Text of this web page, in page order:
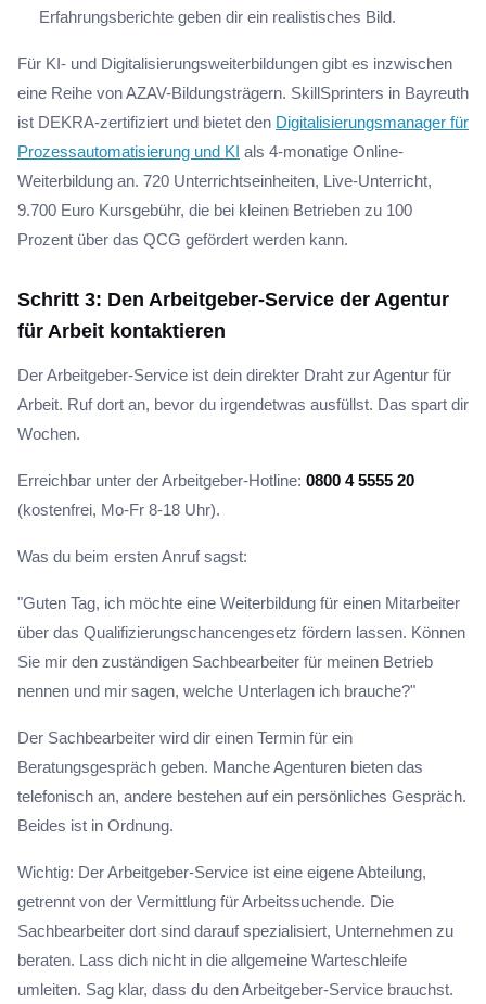
Erfahrungsberichte geben dir ein realistisches Bild.
Für KI- und Digitalisierungsweiterbildungen gibt es inzwischen
eine Reihe von AZAV-Bildungsträgern. SkillSprinters in Bayreuth
ist DEKRA-zertifiziert und bietet den Digitalisierungsmanager für
Prozessautomatisierung und KI als 4-monatige Online-
Weiterbildung an. 720 Unterrichtseinheiten, Live-Unterricht,
9.700 Euro Kursgebühr, die bei kleinen Betrieben zu 100
Prozent über das QCG gefördert werden kann.
Schritt 3: Den Arbeitgeber-Service der Agentur
für Arbeit kontaktieren
Der Arbeitgeber-Service ist dein direkter Draht zur Agentur für
Arbeit. Ruf dort an, bevor du irgendetwas ausfüllst. Das spart dir
Wochen.
Erreichbar unter der Arbeitgeber-Hotline: 0800 4 5555 20
(kostenfrei, Mo-Fr 8-18 Uhr).
Was du beim ersten Anruf sagst:
"Guten Tag, ich möchte eine Weiterbildung für einen Mitarbeiter
über das Qualifizierungschancengesetz fördern lassen. Können
Sie mir den zuständigen Sachbearbeiter für meinen Betrieb
nennen und mir sagen, welche Unterlagen ich brauche?"
Der Sachbearbeiter wird dir einen Termin für ein
Beratungsgespräch geben. Manche Agenturen bieten das
telefonisch an, andere bestehen auf ein persönliches Gespräch.
Beides ist in Ordnung.
Wichtig: Der Arbeitgeber-Service ist eine eigene Abteilung,
getrennt von der Vermittlung für Arbeitssuchende. Die
Sachbearbeiter dort sind darauf spezialisiert, Unternehmen zu
beraten. Lass dich nicht in die allgemeine Warteschleife
umleiten. Sag klar, dass du den Arbeitgeber-Service brauchst.